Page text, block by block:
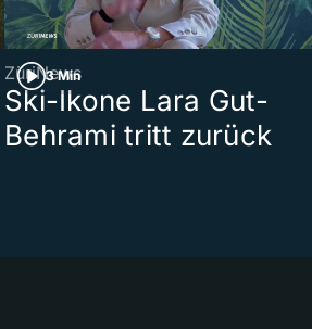
3 Min
ZüriNews
Ski-Ikone Lara Gut-
Behrami tritt zurück